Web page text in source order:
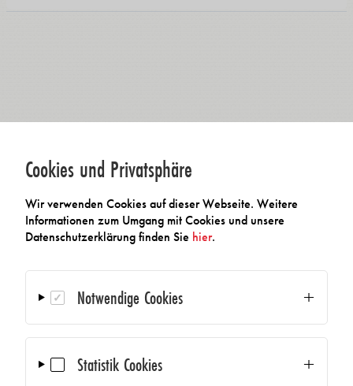
Cookies und Privatsphäre
Wir verwenden Cookies auf dieser Webseite. Weitere
Informationen zum Umgang mit Cookies und unsere
Datenschutzerklärung finden Sie hier.
Notwendige Cookies
Statistik Cookies